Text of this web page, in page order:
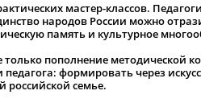
мастер-классов.
народов России можно
память и культурное
только пополнение методической
формировать через
российской семье.